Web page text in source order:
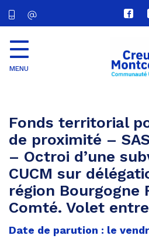
Lien
vers
MENU
Fonds territorial
de proximité –
– Octroi d’une
CUCM sur
région Bourgogne
Comté. Volet
Date de parution : le